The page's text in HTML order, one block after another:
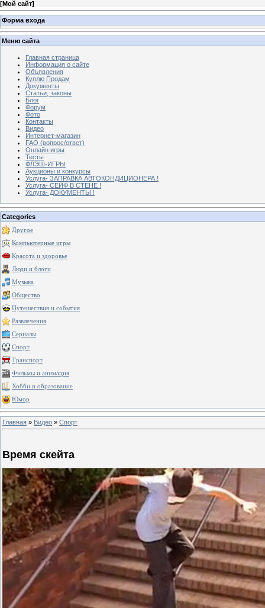
[Мой сайт]
Форма входа
Меню сайта
Главная страница
Информация о сайте
Объявления
Куплю Продам
Документы
Статьи, законы
Блог
Форум
Фото
Контакты
Видео
Интернет-магазин
FAQ (вопрос/ответ)
Онлайн игры
Тесты
ФЛЭШ-ИГРЫ
Аукционы и конкурсы
Услуга- ЗАПРАВКА АВТОКОНДИЦИОНЕРА !
Услуга- СЕЙФ В СТЕНЕ !
Услуга- ДОКУМЕНТЫ !
Categories
Другое
Компьютерные игры
Красота и здоровье
Люди и блоги
Музыка
Общество
Путешествия и события
Развлечения
Сериалы
Спорт
Транспорт
Фильмы и анимация
Хобби и образование
Юмор
Главная » Видео » Спорт
Время скейта